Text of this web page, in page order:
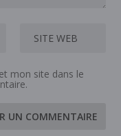
mon site dans le